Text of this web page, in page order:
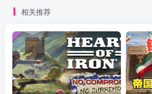
相关推荐